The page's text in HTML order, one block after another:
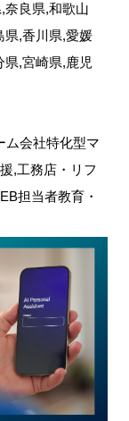
奈良県,和歌山
県,香川県,愛媛
,宮崎県,鹿児
ム会社特化型マ
,工務店・リフ
担当者教育・